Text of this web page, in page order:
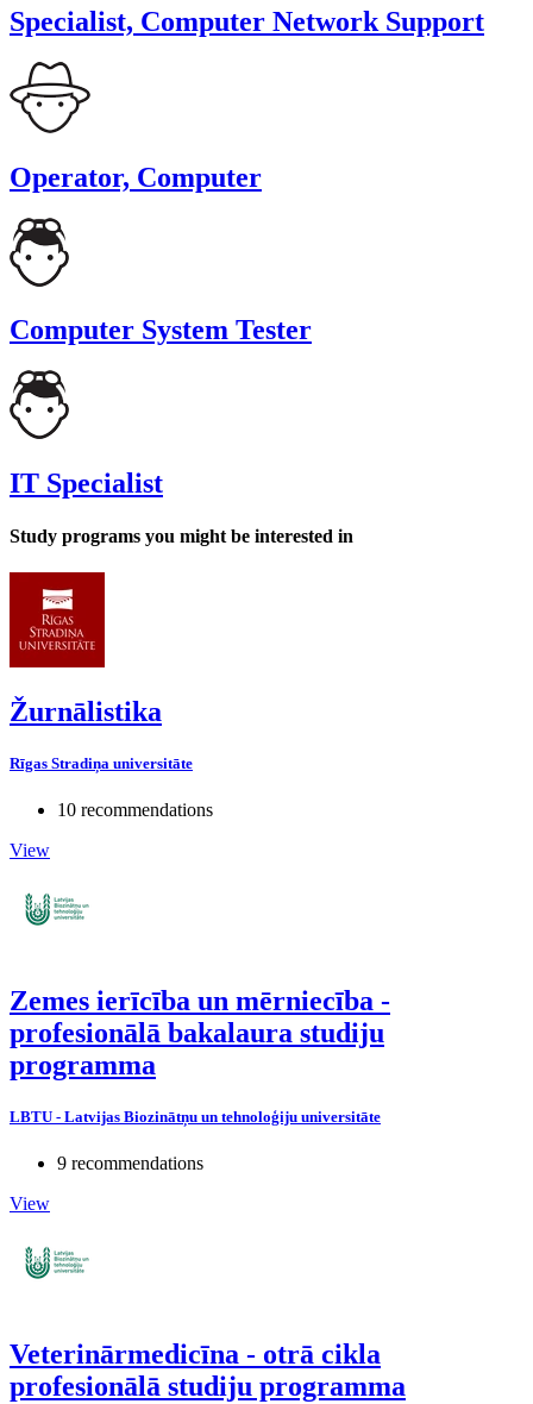
Specialist, Computer Network Support
Operator, Computer
Computer System Tester
IT Specialist
Study programs you might be interested in
Žurnālistika
Rīgas Stradiņa universitāte
10 recommendations
View
Zemes ierīcība un mērniecība -
profesionālā bakalaura studiju
programma
LBTU - Latvijas Biozinātņu un tehnoloģiju universitāte
9 recommendations
View
Veterinārmedicīna - otrā cikla
profesionālā studiju programma